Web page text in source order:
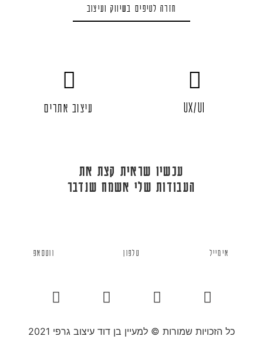
חזרה לטיפים בשיווק ועיצוב
UX/UI עיצוב אתרים
עכשיו שראית קצת את
העבודות שלי אשמח שנדבר
אימייל טלפון ווטסאפ
כל הזכויות שמורות © למעיין בן דוד עיצוב גרפי 2021